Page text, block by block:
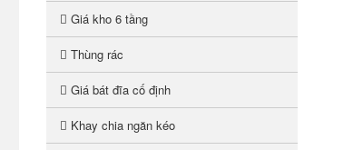
Giá kho 6 tầng
Thùng rác
Giá bát đĩa cố định
Khay chia ngăn kéo